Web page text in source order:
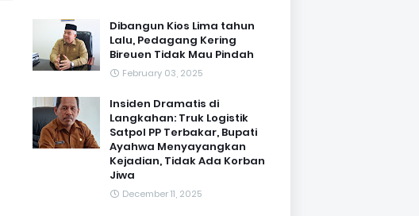
Dibangun Kios Lima tahun
Lalu, Pedagang Kering
Bireuen Tidak Mau Pindah
February 03, 2025
Insiden Dramatis di
Langkahan: Truk Logistik
Satpol PP Terbakar, Bupati
Ayahwa Menyayangkan
Kejadian, Tidak Ada Korban
Jiwa
December 11, 2025